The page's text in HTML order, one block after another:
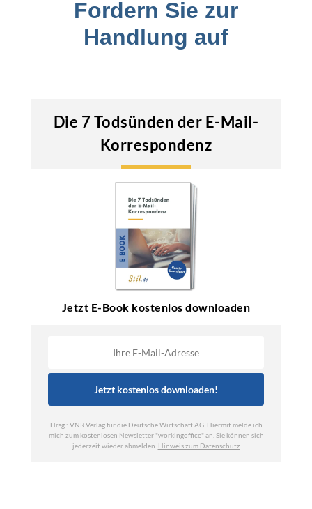
Fordern Sie zur
Handlung auf